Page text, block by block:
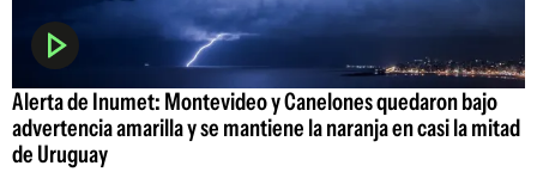
Alerta de Inumet: Montevideo y Canelones quedaron bajo
advertencia amarilla y se mantiene la naranja en casi la mitad
de Uruguay